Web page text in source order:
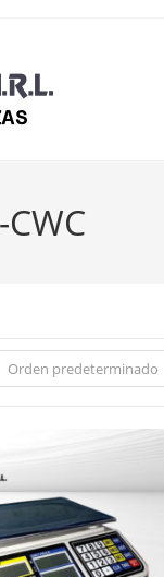
Orden predeterminado